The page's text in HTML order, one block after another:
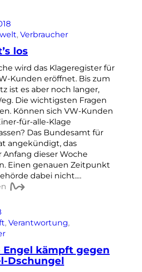
, Verbraucher
los
wird das Klageregister für
Kunden eröffnet. Bis zum
ist es aber noch langer,
Die wichtigsten Fragen
Können sich VW-Kunden
für-alle-Klage
Das Bundesamt für
angekündigt, das
Anfang dieser Woche
Einen genauen Zeitpunkt
dabei nicht.…
, Verantwortung
Engel kämpft gegen
Dschungel